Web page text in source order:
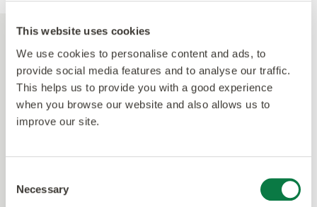
This website uses cookies
We use cookies to personalise content and ads, to
provide social media features and to analyse our traffic.
This helps us to provide you with a good experience
when you browse our website and also allows us to
improve our site.
Selection
Necessary